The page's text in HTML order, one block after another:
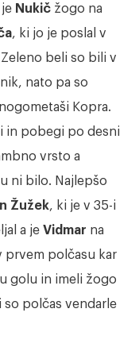
Nukič žogo na
, ki jo je poslal v
beli so bili v
nato pa so
Kopra.
in pobegi po desni
vrsto a
ni bilo. Najlepšo
Žužek, ki je v 35-i
a je Vidmar na
prvem polčasu kar
golu in imeli žogo
polčas vendarle